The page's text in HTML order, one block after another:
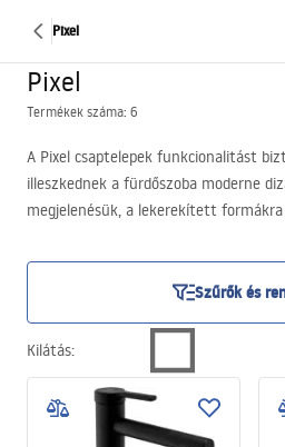
Pixel
Pixel
Termékek száma: 6
A Pixel csaptelepek funkcionalitást
illeszkednek a fürdőszoba moderne
megjelenésük, a lekerekített
szerelhető kialakítás telepítését
teszi, amit minden gyakorlatiSzűrők és
Kilátás: